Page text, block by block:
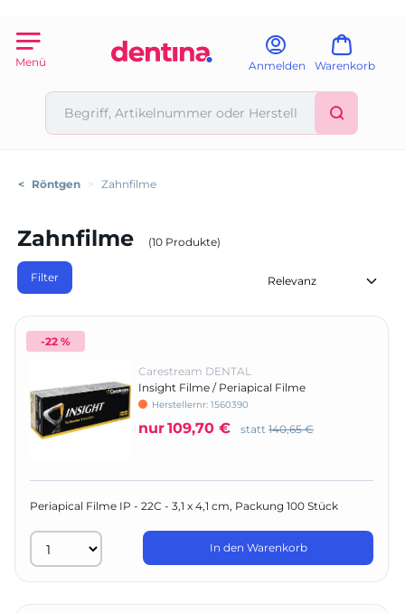
Menü Anmelden Warenkorb
< Röntgen > Zahnfilme
Zahnfilme (10 Produkte)
Filter
-22 %
Carestream DENTAL
Insight Filme / Periapical Filme
Herstellernr: 1560390
nur109,70 € statt 140,65 €
Periapical Filme IP - 22C - 3,1 x 4,1 cm, Packung 100 Stück
In den Warenkorb